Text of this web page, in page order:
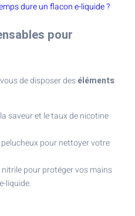
dure un flacon e-liquide ?
pour
de disposer deséléments
saveur et le taux de nicotine
pour nettoyer votre
pour protéger vos mains
liquide.